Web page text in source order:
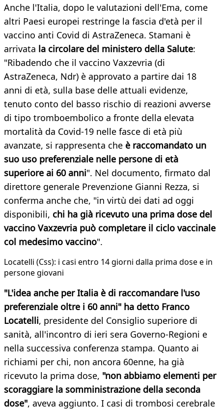
Anche l'Italia, dopo le valutazioni dell'Ema, come
altri Paesi europei restringe la fascia d'età per il
vaccino anti Covid di AstraZeneca. Stamani è
arrivata la circolare del ministero della Salute:
"Ribadendo che il vaccino Vaxzevria (di
AstraZeneca, Ndr) è approvato a partire dai 18
anni di età, sulla base delle attuali evidenze,
tenuto conto del basso rischio di reazioni avverse
di tipo tromboembolico a fronte della elevata
mortalità da Covid-19 nelle fasce di età più
avanzate, si rappresenta che è raccomandato un
suo uso preferenziale nelle persone di età
superiore ai 60 anni". Nel documento, firmato dal
direttore generale Prevenzione Gianni Rezza, si
conferma anche che, "in virtù dei dati ad oggi
disponibili, chi ha già ricevuto una prima dose del
vaccino Vaxzevria può completare il ciclo vaccinale
col medesimo vaccino".
Locatelli (Css): i casi entro 14 giorni dalla prima dose e in
persone giovani
"L'idea anche per Italia è di raccomandare l'uso
preferenziale oltre i 60 anni" ha detto Franco
Locatelli, presidente del Consiglio superiore di
sanità, all'incontro di ieri sera Governo-Regioni e
nella successiva conferenza stampa. Quanto ai
richiami per chi, non ancora 60enne, ha già
ricevuto la prima dose, "non abbiamo elementi per
scoraggiare la somministrazione della seconda
dose", aveva aggiunto. I casi di trombosi cerebrale